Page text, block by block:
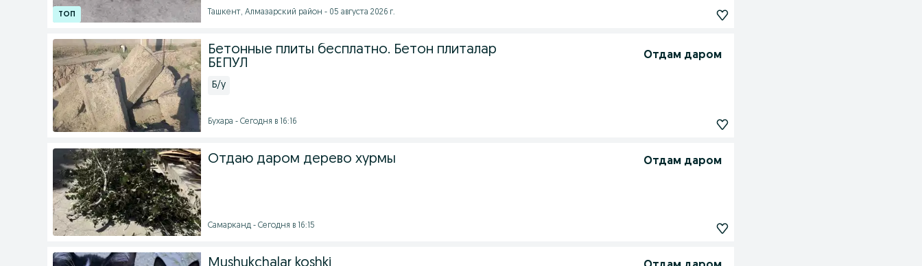
Ташкент, Алмазарский район - 05 августа 2026 г.
Бетонные плиты бесплатно. Бетон плиталар
БЕПУЛ
Отдам даром
Б/у
Бухара - Сегодня в 16:16
Отдаю даром дерево хурмы Отдам даром
Самарканд - Сегодня в 16:15
Mushukchalar koshki